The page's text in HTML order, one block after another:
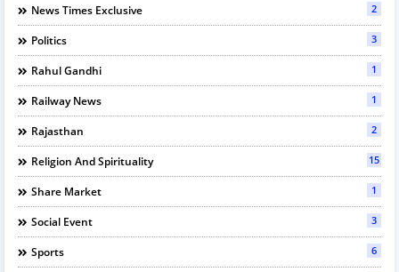
News Times Exclusive 2
Politics 3
Rahul Gandhi 1
Railway News 1
Rajasthan 2
Religion And Spirituality 15
Share Market 1
Social Event 3
Sports 6